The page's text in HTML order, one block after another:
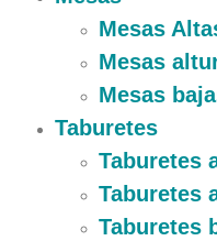
Mesas
Mesas
Mesas
Taburetes
Taburetes
Taburetes
Taburetes